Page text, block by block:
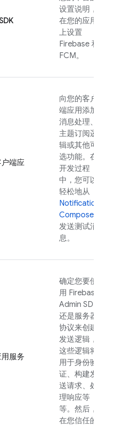
设置说明，
在您的应用
上设置
Firebase 和
FCM。
端应
向您的客户
端应用添加
消息处理、
主题订阅逻
辑或其他可
选功能。在
开发过程
中，您可以
轻松地从
Notifications
Composer
发送测试消
息。
服务
确定您要使
用 Firebase
Admin SDK
还是服务器
协议来创建
发送逻辑，
这些逻辑将
用于身份验
证、构建发
送请求、处
理响应等
等。然后，
在您信任的